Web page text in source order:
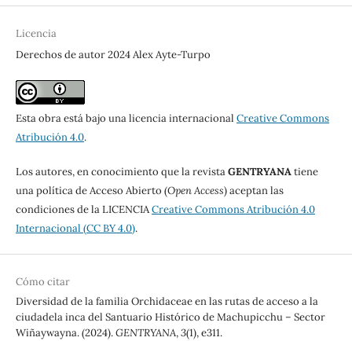
Licencia
Derechos de autor 2024 Alex Ayte-Turpo
Esta obra está bajo una licencia internacional Creative Commons
Atribución 4.0.
Los autores, en conocimiento que la revistaGENTRYANAtiene
una política de Acceso Abierto (Open Access) aceptan las
condiciones de la LICENCIACreative Commons Atribución 4.0
Internacional (CC BY 4.0).
Cómo citar
Diversidad de la familia Orchidaceae en las rutas de acceso a la
ciudadela inca del Santuario Histórico de Machupicchu – Sector
Wiñaywayna. (2024).GENTRYANA,3(1), e311.